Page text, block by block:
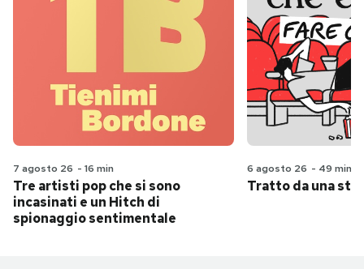
7 agosto 26 - 16 min
Tre artisti pop che si sono
incasinati e un Hitch di
spionaggio sentimentale
6 agosto 26 - 49 min
Tratto da una